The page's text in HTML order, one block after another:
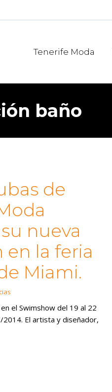
Tenerife Moda
baño
de
nueva
en la feria
Miami.
el Swimshow del 19 al 22
El artista y diseñador,